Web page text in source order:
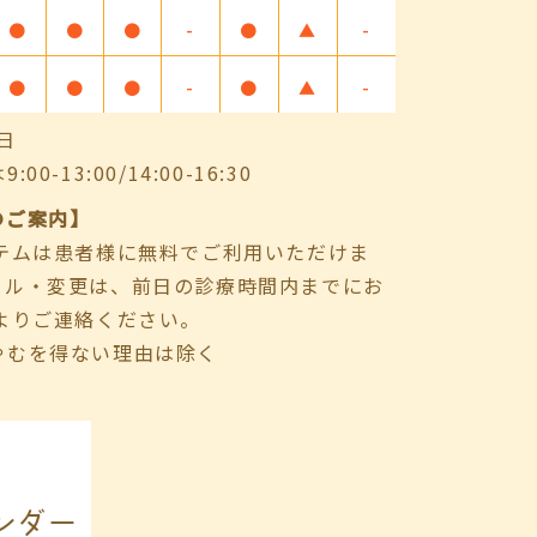
● ● ● - ● ▲ -
● ● ● - ● ▲ -
9:00-13:00/14:00-16:30
案内】
ムは患者様に無料でご利用いただけま
・変更は、前日の診療時間内までにお
ご連絡ください。
を得ない理由は除く
ダー